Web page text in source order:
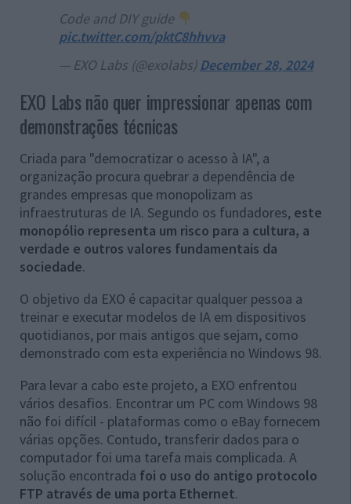
Code and DIY guide
pic.twitter.com/pktC8hhvva
— EXO Labs (@exolabs) December 28, 2024
EXO Labs não quer impressionar apenas com
demonstrações técnicas
Criada para "democratizar o acesso à IA", a
organização procura quebrar a dependência de
grandes empresas que monopolizam as
infraestruturas de IA. Segundo os fundadores, este
monopólio representa um risco para a cultura, a
verdade e outros valores fundamentais da
sociedade.
O objetivo da EXO é capacitar qualquer pessoa a
treinar e executar modelos de IA em dispositivos
quotidianos, por mais antigos que sejam, como
demonstrado com esta experiência no Windows 98.
Para levar a cabo este projeto, a EXO enfrentou
vários desafios. Encontrar um PC com Windows 98
não foi difícil - plataformas como o eBay fornecem
várias opções. Contudo, transferir dados para o
computador foi uma tarefa mais complicada. A
solução encontrada foi o uso do antigo protocolo
FTP através de uma porta Ethernet.